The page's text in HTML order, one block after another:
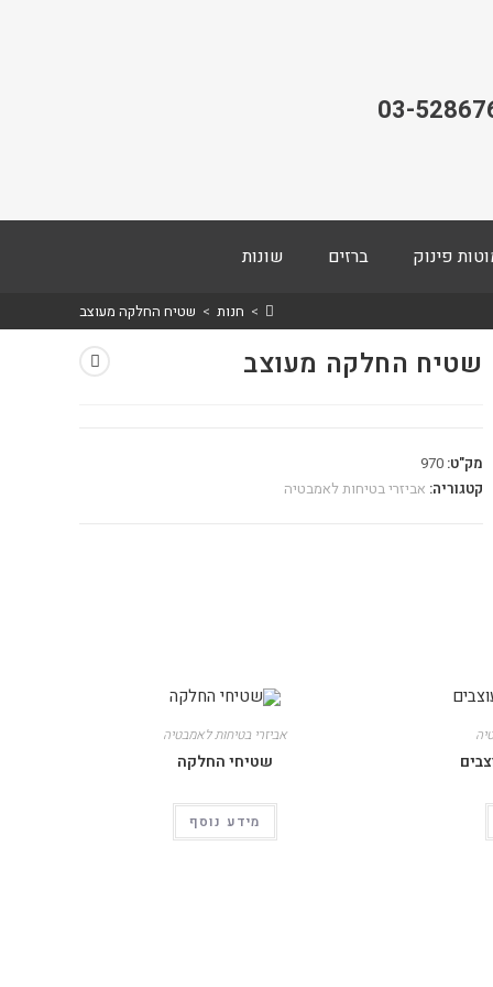
03-
פינוק ברזים שונות
> חנות > שטיח החלקה מעוצב
שטיח החלקה מעוצב
מק"ט:970
קטגוריה: אביזרי בטיחות לאמבטיה
אביזרי בטיחות לאמבטיה
שטיחי החלקה
מידע נוסף